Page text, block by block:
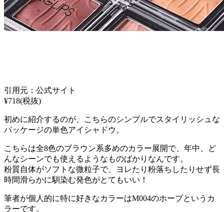
引用元：公式サイト
¥718(税抜)
初めに紹介するのが、こちらのシンプルでスタイリッシュな
パッケージの単色アイシャドウ。
こちらは全8色のブラウン系多めのカラー展開で、年中、ど
んなシーンでも使えるようなものばかりなんです。
粉質自体がソフトな微粒子で、ヨレたり粉落ちしたりせず長
時間滑らかに馴染む発色がとてもいい！
筆者が個人的に特に好きなカラーはM004のホープというカ
ラーです。